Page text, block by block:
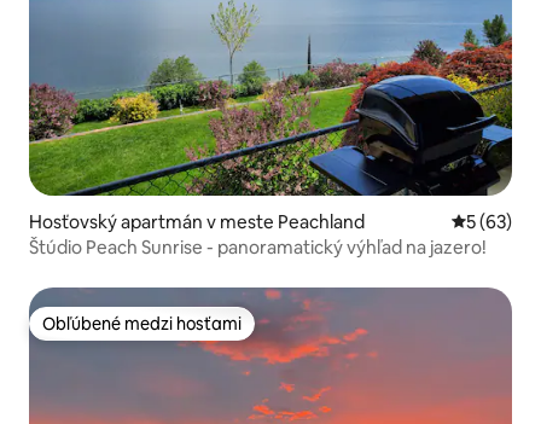
Hosťovský apartmán v meste Peachland
5 (63)
Štúdio Peach Sunrise - panoramatický výhľad na jazero!
Obľúbené medzi hosťami
Obľúbené medzi hosťami